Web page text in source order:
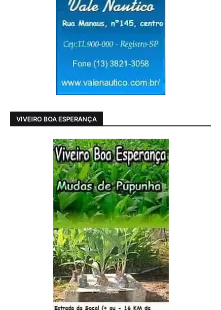
VIVEIRO BOA ESPERANÇA